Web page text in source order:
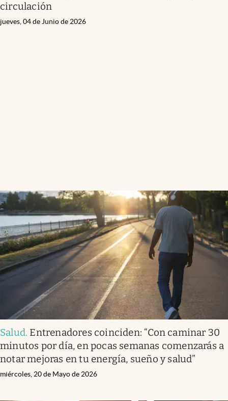
circulación
jueves, 04 de Junio de 2026
Salud. Entrenadores coinciden: “Con caminar 30
minutos por día, en pocas semanas comenzarás a
notar mejoras en tu energía, sueño y salud”
miércoles, 20 de Mayo de 2026